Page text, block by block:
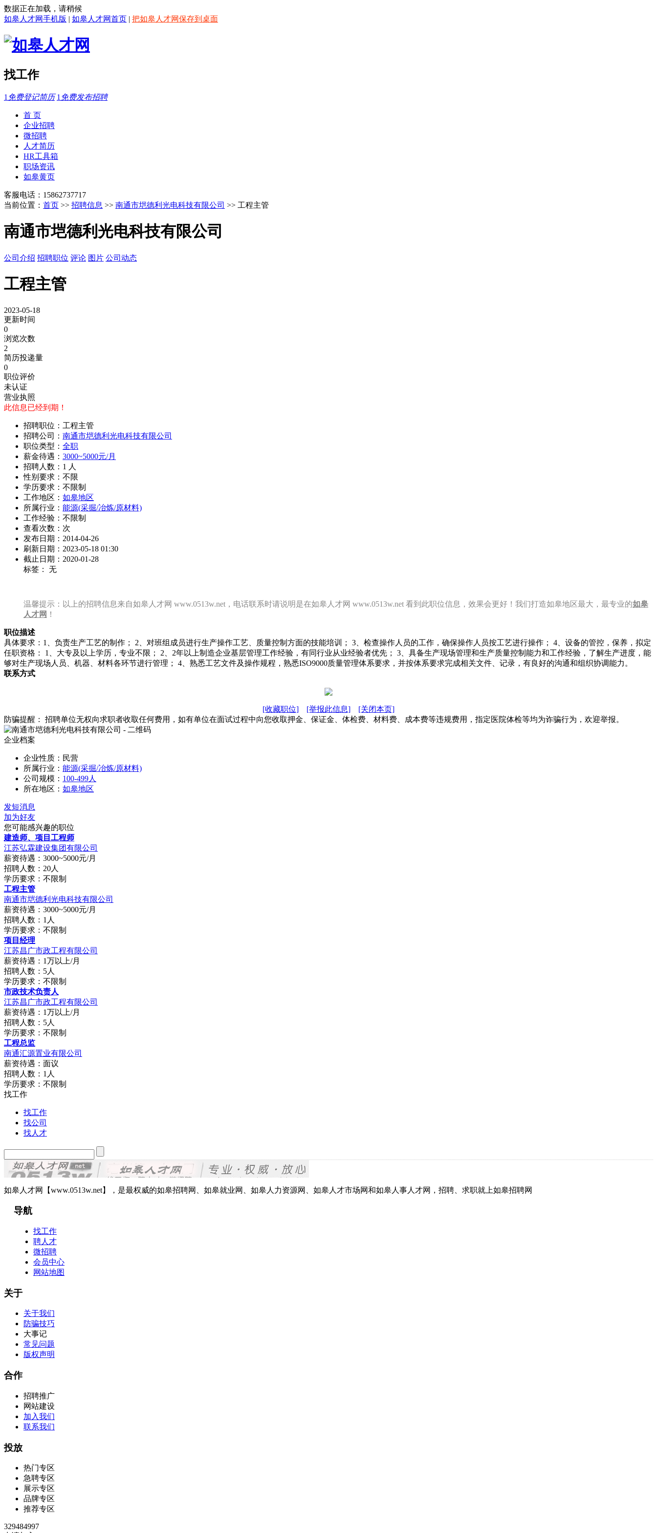
数据正在加载，请稍候
如皋人才网手机版 | 如皋人才网首页 | 把如皋人才网保存到桌面
找工作
1 免费登记简历 1 免费发布招聘
首 页
企业招聘
微招聘
人才简历
HR工具箱
职场资讯
如皋黄页
客服电话：15862737717
当前位置： 首页 >> 招聘信息 >> 南通市垲德利光电科技有限公司 >> 工程主管
南通市垲德利光电科技有限公司
公司介绍 招聘职位 评论 图片 公司动态
工程主管
2023-05-18
更新时间
0
浏览次数
2
简历投递量
0
职位评价
未认证
营业执照
此信息已经到期！
招聘职位：工程主管
招聘公司： 南通市垲德利光电科技有限公司
职位类型： 全职
薪金待遇： 3000~5000元/月
招聘人数：1 人
性别要求：不限
学历要求：不限制
工作地区： 如皋地区
所属行业： 能源(采掘/冶炼/原材料)
工作经验：不限制
查看次数： 次
发布日期：2014-04-26
刷新日期：2023-05-18 01:30
截止日期：2020-01-28
标签： 无
温馨提示：以上的招聘信息来自如皋人才网 www.0513w.net，电话联系时请说明是在如皋人才网 www.0513w.net 看到此职位信息，效果会更好！我们打造如皋地区最大，最专业的如皋
人才网 ！
职位描述
具体要求：1、负责生产工艺的制作； 2、对班组成员进行生产操作工艺、质量控制方面的技能培训； 3、检查操作人员的工作，确保操作人员按工艺进行操作； 4、设备的管控，保养，拟定
任职资格： 1、大专及以上学历，专业不限； 2、2年以上制造企业基层管理工作经验，有同行业从业经验者优先； 3、具备生产现场管理和生产质量控制能力和工作经验，了解生产进度，能
够对生产现场人员、机器、材料各环节进行管理； 4、熟悉工艺文件及操作规程，熟悉ISO9000质量管理体系要求，并按体系要求完成相关文件、记录，有良好的沟通和组织协调能力。
联系方式
[收藏职位] [举报此信息]
[关闭本页]
防骗提醒： 招聘单位无权向求职者收取任何费用，如有单位在面试过程中向您收取押金、保证金、体检费、材料费、成本费等违规费用，指定医院体检等均为诈骗行为，欢迎举报。
企业档案
企业性质：民营
所属行业： 能源(采掘/冶炼/原材料)
公司规模： 100-499人
所在地区： 如皋地区
发短消息
加为好友
您可能感兴趣的职位
建造师、项目工程师
江苏弘霖建设集团有限公司
薪资待遇：3000~5000元/月
招聘人数：20人
学历要求：不限制
工程主管
南通市垲德利光电科技有限公司
薪资待遇：3000~5000元/月
招聘人数：1人
学历要求：不限制
项目经理
江苏昌广市政工程有限公司
薪资待遇：1万以上/月
招聘人数：5人
学历要求：不限制
市政技术负责人
江苏昌广市政工程有限公司
薪资待遇：1万以上/月
招聘人数：5人
学历要求：不限制
工程总监
南通汇源置业有限公司
薪资待遇：面议
招聘人数：1人
学历要求：不限制
找工作
找工作
找公司
找人才
如皋人才网【www.0513w.net】，是最权威的如皋招聘网、如皋就业网、如皋人力资源网、如皋人才市场网和如皋人事人才网，招聘、求职就上如皋招聘网
导航
找工作
聘人才
微招聘
会员中心
网站地图
关于
关于我们
防骗技巧
大事记
常见问题
版权声明
合作
招聘推广
网站建设
加入我们
联系我们
投放
热门专区
急聘专区
展示专区
品牌专区
推荐专区
329484997